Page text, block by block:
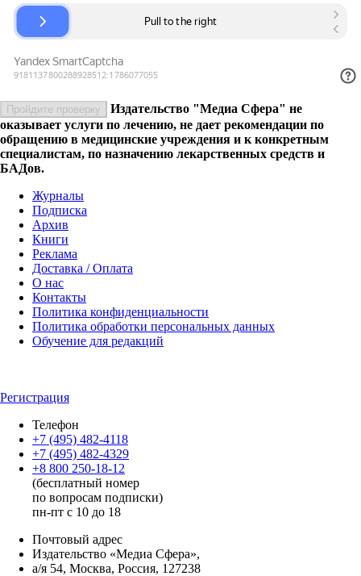
Пройдите проверку
Издательство "Медиа Сфера" не
оказывает услуги по лечению, не дает рекомендации по
обращению в медицинские учреждения и к конкретным
специалистам, по назначению лекарственных средств и
БАДов.
Журналы
Подписка
Архив
Книги
Реклама
Доставка / Оплата
О нас
Контакты
Политика конфиденциальности
Политика обработки персональных данных
Обучение для редакций
Регистрация
Телефон
+7 (495) 482-4118
+7 (495) 482-4329
+8 800 250-18-12
(бесплатный номер
по вопросам подписки)
пн-пт с 10 до 18
Почтовый адрес
Издательство «Медиа Сфера»,
а/я 54, Москва, Россия, 127238